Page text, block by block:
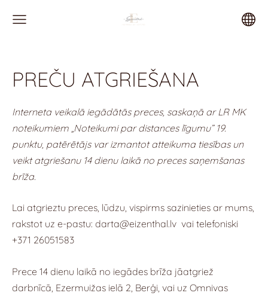
PREČU ATGRIEŠANA
Interneta veikalā iegādātās preces, saskaņā ar LR MK
noteikumiem „Noteikumi par distances līgumu” 19.
punktu, patērētājs var izmantot atteikuma tiesības un
veikt atgriešanu 14 dienu laikā no preces saņemšanas
brīža.
Lai atgrieztu preces, lūdzu, vispirms sazinieties ar mums,
rakstot uz e-pastu: darta@eizenthal.lv vai telefoniski
+371 26051583
Prece 14 dienu laikā no iegādes brīža jāatgriež
darbnīcā, Ezermuižas ielā 2, Berģi, vai uz Omnivas